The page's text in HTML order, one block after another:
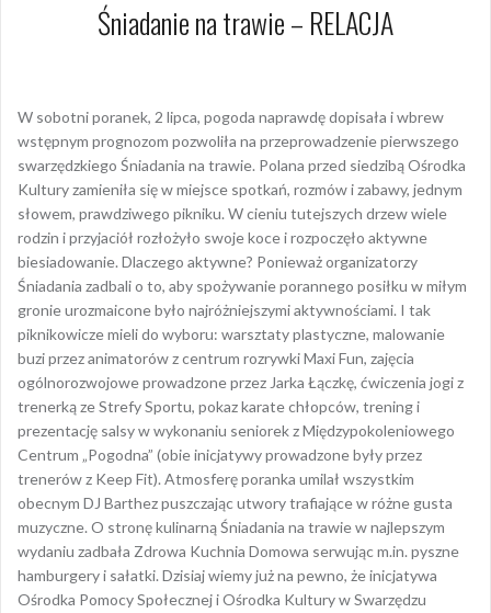
Śniadanie na trawie – RELACJA
W sobotni poranek, 2 lipca, pogoda naprawdę dopisała i wbrew
wstępnym prognozom pozwoliła na przeprowadzenie pierwszego
swarzędzkiego Śniadania na trawie. Polana przed siedzibą Ośrodka
Kultury zamieniła się w miejsce spotkań, rozmów i zabawy, jednym
słowem, prawdziwego pikniku. W cieniu tutejszych drzew wiele
rodzin i przyjaciół rozłożyło swoje koce i rozpoczęło aktywne
biesiadowanie. Dlaczego aktywne? Ponieważ organizatorzy
Śniadania zadbali o to, aby spożywanie porannego posiłku w miłym
gronie urozmaicone było najróżniejszymi aktywnościami. I tak
piknikowicze mieli do wyboru: warsztaty plastyczne, malowanie
buzi przez animatorów z centrum rozrywki Maxi Fun, zajęcia
ogólnorozwojowe prowadzone przez Jarka Łączkę, ćwiczenia jogi z
trenerką ze Strefy Sportu, pokaz karate chłopców, trening i
prezentację salsy w wykonaniu seniorek z Międzypokoleniowego
Centrum „Pogodna” (obie inicjatywy prowadzone były przez
trenerów z Keep Fit). Atmosferę poranka umilał wszystkim
obecnym DJ Barthez puszczając utwory trafiające w różne gusta
muzyczne. O stronę kulinarną Śniadania na trawie w najlepszym
wydaniu zadbała Zdrowa Kuchnia Domowa serwując m.in. pyszne
hamburgery i sałatki. Dzisiaj wiemy już na pewno, że inicjatywa
Ośrodka Pomocy Społecznej i Ośrodka Kultury w Swarzędzu